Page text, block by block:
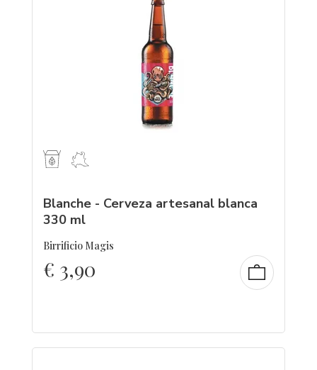
Blanche - Cerveza artesanal blanca
330 ml
Birrificio Magis
€ 3,90